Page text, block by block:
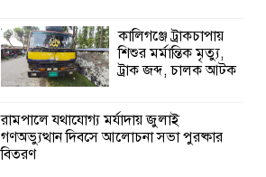
কালিগঞ্জে ট্রাকচাপায়
শিশুর মর্মান্তিক মৃত্যু,
ট্রাক জব্দ, চালক আটক
রামপালে যথাযোগ্য মর্যাদায় জুলাই
গণঅভ্যুত্থান দিবসে আলোচনা সভা পুরষ্কার
বিতরণ